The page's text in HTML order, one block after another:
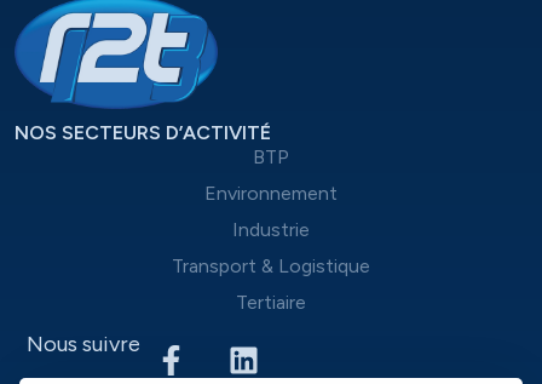
NOS SECTEURS D’ACTIVITÉ
BTP
Environnement
Industrie
Transport & Logistique
Tertiaire
Nous suivre